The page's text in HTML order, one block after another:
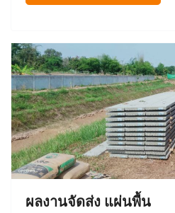
ผลงานจัดส่ง แผ่นพื้น